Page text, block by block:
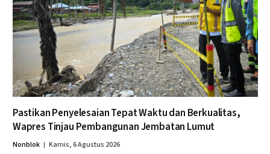
Pastikan Penyelesaian Tepat Waktu dan Berkualitas,
Wapres Tinjau Pembangunan Jembatan Lumut
Nonblok Kamis, 6 Agustus 2026